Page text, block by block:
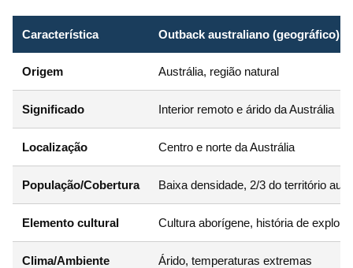
Característica Outback australiano (geográfico)
Origem Austrália, região natural
Significado Interior remoto e árido da Austrália
Localização Centro e norte da Austrália
População/Cobertura Baixa densidade, 2/3 do território
Elemento cultural Cultura aborígene, história de
Clima/Ambiente Árido, temperaturas extremas